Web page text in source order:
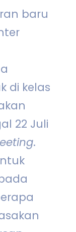
baru
di kelas
22 Juli
.